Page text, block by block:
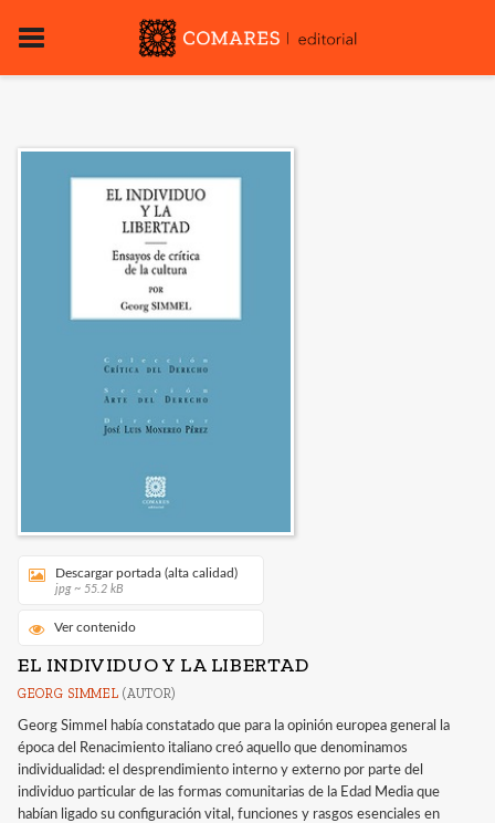
Descargar portada (alta calidad)
jpg ~ 55.2 kB
Ver contenido
EL INDIVIDUO Y LA LIBERTAD
GEORG SIMMEL (AUTOR)
Georg Simmel había constatado que para la opinión europea general la
época del Renacimiento italiano creó aquello que denominamos
individualidad: el desprendimiento interno y externo por parte del
individuo particular de las formas comunitarias de la Edad Media que
habían ligado su configuración vital, funciones y rasgos esenciales en